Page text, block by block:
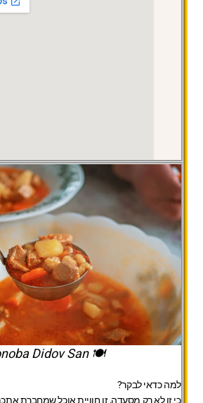
🍽️ Konoba Didov San
למה כדאי לבקר?
כי זו לא רק מסעדה, זו חוויית אוכל שמחברת